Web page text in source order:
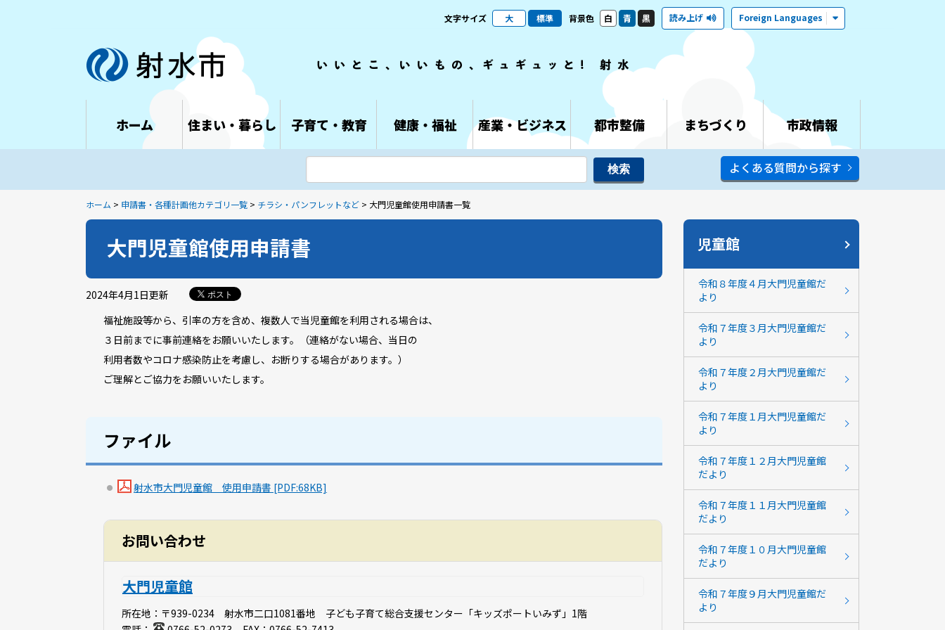
文字サイズ 大 標準 背景色 白 青 黒 読み上げ Foreign Languages
ホーム 住まい・暮らし 子育て・教育 健康・福祉 産業・ビジネス 都市整備 まちづくり 市政情報
よくある質問から探す
ホーム > 申請書・各種計画他カテゴリ一覧 > チラシ・パンフレットなど > 大門児童館使用申請書一覧
大門児童館使用申請書
2024年4月1日更新 ポスト
福祉施設等から、引率の方を含め、複数人で当児童館を利用される場合は、
３日前までに事前連絡をお願いいたします。（連絡がない場合、当日の
利用者数やコロナ感染防止を考慮し、お断りする場合があります。）
ご理解とご協力をお願いいたします。
ファイル
射水市大門児童館 使用申請書 [PDF:68KB]
お問い合わせ
大門児童館
所在地： 〒939-0234 射水市二口1081番地 子ども子育て総合支援センター「キッズポートいみず」1階
児童館
令和８年度４月大門児童館だ
より
令和７年度３月大門児童館だ
より
令和７年度２月大門児童館だ
より
令和７年度１月大門児童館だ
より
令和７年度１２月大門児童館
だより
令和７年度１１月大門児童館
だより
令和７年度１０月大門児童館
だより
令和７年度９月大門児童館だ
より